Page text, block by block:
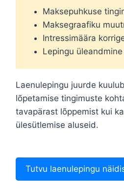
Maksepuhkuse
Maksegraafiku
Intressimäära
Lepingu üleandmine
Laenulepingu juurde
lõpetamise tingimuste
tavapärast lõppemist kui
ülesütlemise aluseid.
Tutvu laenulepingu